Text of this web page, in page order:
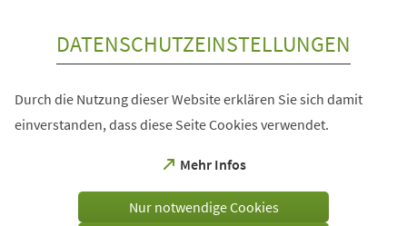
DATENSCHUTZEINSTELLUNGEN
Durch die Nutzung dieser Website erklären Sie sich damit
einverstanden, dass diese Seite Cookies verwendet.
Mehr Infos
(Öffnet
einem
Nur notwendige Cookies